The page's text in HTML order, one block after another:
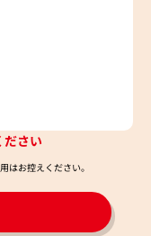
ださい
はお控えください。​